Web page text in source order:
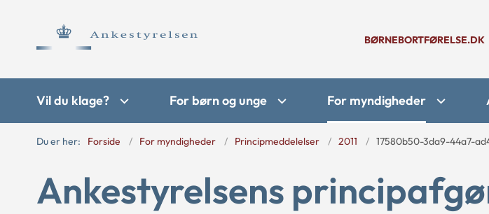
BØRNEBORTFØRELSE.DK
Vil du klage? For børn og unge For myndigheder
Du er her: Forside For myndigheder Principmeddelelser 2011 17580b50-3da9-44a7-
Ankestyrelsens